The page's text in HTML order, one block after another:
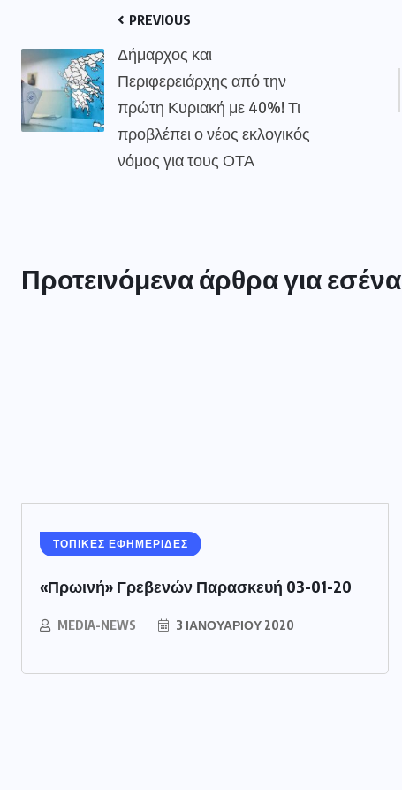
PREVIOUS
Δήμαρχος και
Περιφερειάρχης από την
πρώτη Κυριακή με 40%! Τι
προβλέπει ο νέος εκλογικός
νόμος για τους ΟΤΑ
Προτεινόμενα άρθρα για εσένα
ΤΟΠΙΚΕΣ ΕΦΗΜΕΡΙΔΕΣ
«Πρωινή» Γρεβενών Παρασκευή 03-01-20
MEDIA-NEWS 3 ΙΑΝΟΥΑΡΊΟΥ 2020